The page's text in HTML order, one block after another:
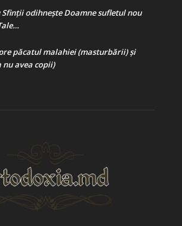
Sfinții odihnește Doamne sufletul nou
păcatul malahiei (masturbării) şi
nu avea copii)